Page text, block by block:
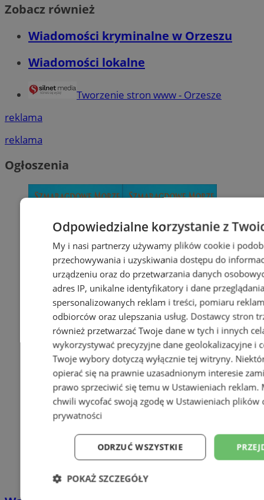
Zobacz również
Wiadomości kryminalne w Orzeszu
Wiadomości lokalne
Tworzenie stron www - Orzesze
reklama
reklama
Ogłoszenia
Odpowiedzialne korzystanie z
My i nasi partnerzy używamy plików cookie i
przechowywania i uzyskiwania dostępu do
urządzeniu oraz do przetwarzania danych
adres IP, unikalne identyfikatory i dane
spersonalizowanych reklam i treści, pomiaru
odbiorców oraz ulepszania usług. Dostawcy stron
również przetwarzać Twoje dane w tych i innych
wykorzystywać precyzyjne dane geolokalizacyjne i
Twoje wybory dotyczą wyłącznie tej witryny.
opierać się na prawnie uzasadnionym interesie
prawo sprzeciwić się temu w Ustawieniach reklam.
chwili wycofać swoją zgodę w Ustawieniach plików
prywatności
ODRZUĆ WSZYSTKIE
POKAŻ SZCZEGÓŁY